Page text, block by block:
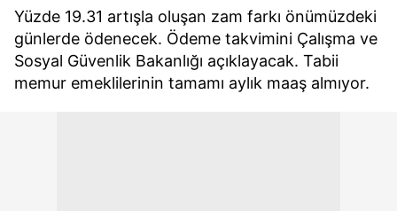
Yüzde 19.31 artışla oluşan zam farkı önümüzdeki
günlerde ödenecek. Ödeme takvimini Çalışma ve
Sosyal Güvenlik Bakanlığı açıklayacak. Tabii
memur emeklilerinin tamamı aylık maaş almıyor.